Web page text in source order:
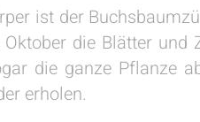
ist der
die Blätter und
die ganze Pflanze
erholen.